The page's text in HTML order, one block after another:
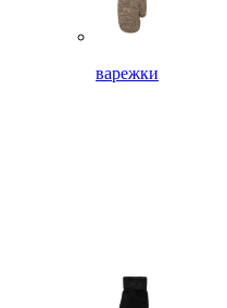
варежки